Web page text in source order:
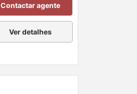
Contactar agente
Ver detalhes